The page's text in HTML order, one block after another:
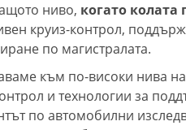
ниво, когато колата
круиз-контрол,
по магистралата.
към по-високи нива
и технологии за
по автомобилни